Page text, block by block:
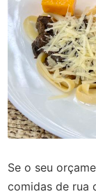
Se o seu
comidas de rua